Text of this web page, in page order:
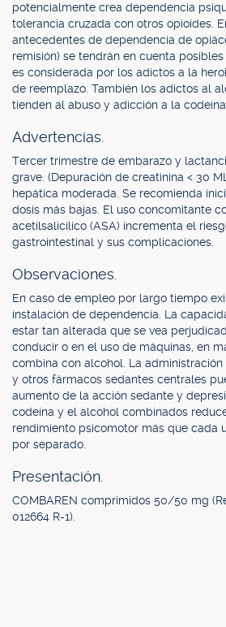
potencialmente crea dependencia
tolerancia cruzada con otros opioides.
antecedentes de dependencia de
remisión) se tendrán en cuenta
es considerada por los adictos a la
de reemplazo. También los adictos al
tienden al abuso y adicción a la codeína.
Advertencias.
Tercer trimestre de embarazo y
grave. (Depuración de creatinina < 30
hepática moderada. Se recomienda
dosis más bajas. El uso concomitante
acetilsalicílico (ASA) incrementa el
gastrointestinal y sus complicaciones.
Observaciones.
En caso de empleo por largo tiempo
instalación de dependencia. La
estar tan alterada que se vea
conducir o en el uso de máquinas, en
combina con alcohol. La
y otros fármacos sedantes centrales
aumento de la acción sedante y
codeína y el alcohol combinados
rendimiento psicomotor más que cada
por separado.
Presentación.
COMBAREN comprimidos 50/50 mg
012664 R-1).